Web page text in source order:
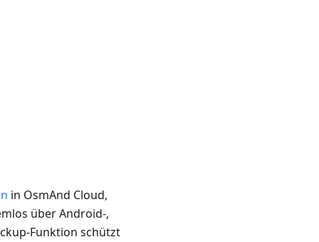
in OsmAnd Cloud,
über Android-,
Funktion schützt